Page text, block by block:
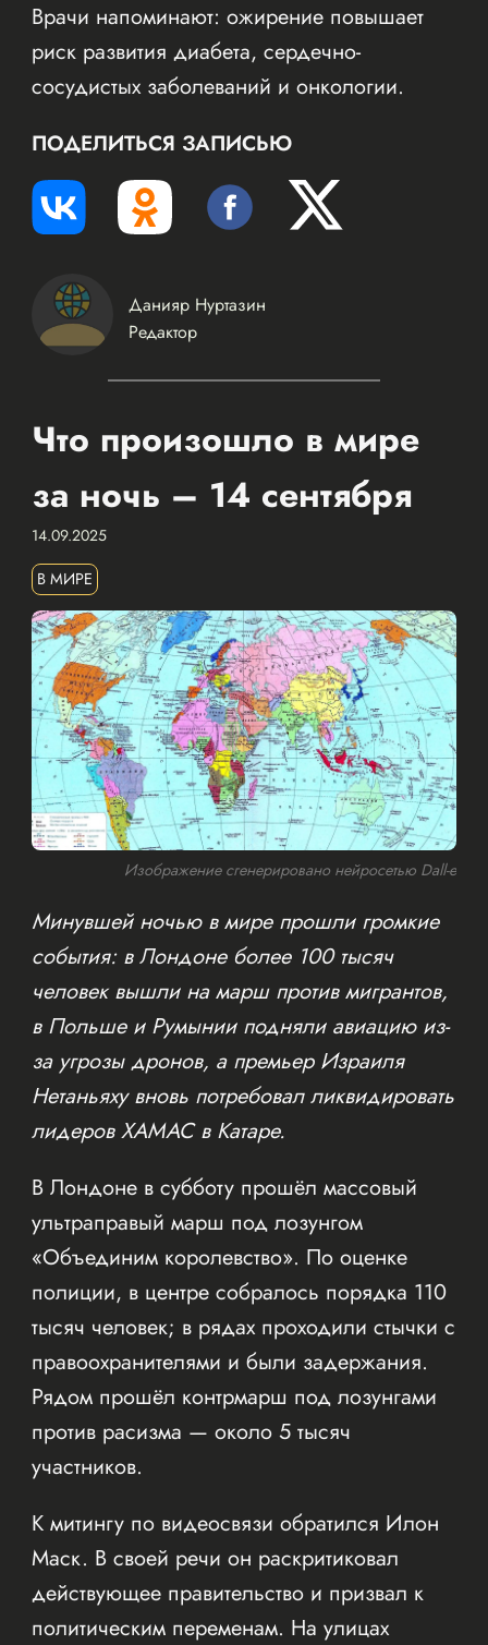
Врачи напоминают: ожирение повышает
риск развития диабета, сердечно-
сосудистых заболеваний и онкологии.
ПОДЕЛИТЬСЯ ЗАПИСЬЮ
Данияр Нуртазин
Редактор
Что произошло в мире
за ночь – 14 сентября
14.09.2025
В МИРЕ
Изображение сгенерировано нейросетью Dall-e
Минувшей ночью в мире прошли громкие
события: в Лондоне более 100 тысяч
человек вышли на марш против мигрантов,
в Польше и Румынии подняли авиацию из-
за угрозы дронов, а премьер Израиля
Нетаньяху вновь потребовал ликвидировать
лидеров ХАМАС в Катаре.
В Лондоне в субботу прошёл массовый
ультраправый марш под лозунгом
«Объединим королевство». По оценке
полиции, в центре собралось порядка 110
тысяч человек; в рядах проходили стычки с
правоохранителями и были задержания.
Рядом прошёл контрмарш под лозунгами
против расизма — около 5 тысяч
участников.
К митингу по видеосвязи обратился Илон
Маск. В своей речи он раскритиковал
действующее правительство и призвал к
политическим переменам. На улицах